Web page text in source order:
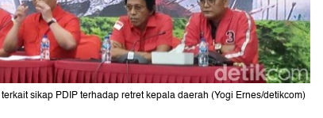
sikap PDIP terhadap retret kepala daerah (Yogi Ernes/detikcom)